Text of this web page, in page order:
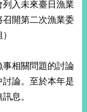
列入未來臺日漁業
開第二次漁業委
相關問題的討論
論。至於本年是
息。